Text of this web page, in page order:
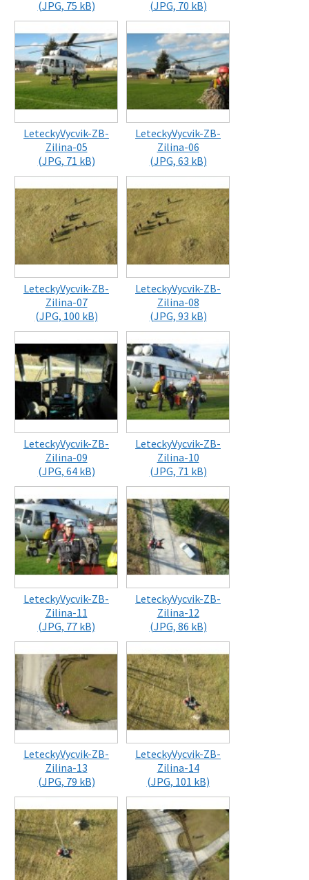
(JPG, 75 kB)
(JPG, 70 kB)
LeteckyVycvik-ZB-
Zilina-05
(JPG, 71 kB)
LeteckyVycvik-ZB-
Zilina-06
(JPG, 63 kB)
LeteckyVycvik-ZB-
Zilina-07
(JPG, 100 kB)
LeteckyVycvik-ZB-
Zilina-08
(JPG, 93 kB)
LeteckyVycvik-ZB-
Zilina-09
(JPG, 64 kB)
LeteckyVycvik-ZB-
Zilina-10
(JPG, 71 kB)
LeteckyVycvik-ZB-
Zilina-11
(JPG, 77 kB)
LeteckyVycvik-ZB-
Zilina-12
(JPG, 86 kB)
LeteckyVycvik-ZB-
Zilina-13
(JPG, 79 kB)
LeteckyVycvik-ZB-
Zilina-14
(JPG, 101 kB)